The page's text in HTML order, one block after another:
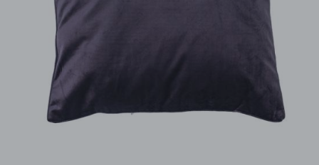
Sport i slobodno vrijeme
Ljepota i zdravlje
Mame i bebe
Igračke